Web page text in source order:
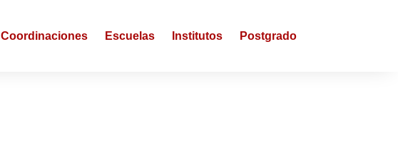
Coordinaciones Escuelas Institutos Postgrado